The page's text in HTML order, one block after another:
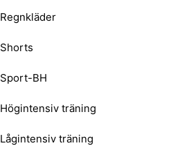
Regnkläder
Shorts
Sport-BH
Högintensiv träning
Lågintensiv träning